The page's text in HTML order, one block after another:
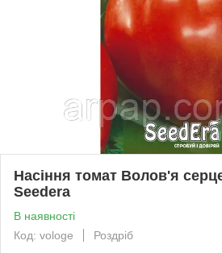
Насіння томат Волов'я
Seedera
В наявності
Код: vologe
Роздріб